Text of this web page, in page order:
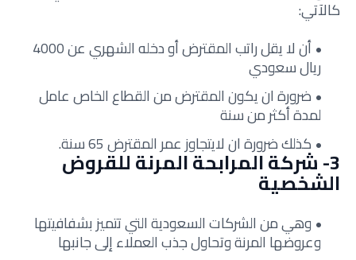
كالآتي:
أن لا يقل راتب المقترض أو دخله الشهري عن 4000
ريال سعودي
ضرورة ان يكون المقترض من القطاع الخاص عامل
لمدة أكثر من سنة
كذلك ضرورة ان لايتجاوز عمر المقترض 65 سنة.
3- شركة المرابحة المرنة للقروض
الشخصية
وهي من الشركات السعودية التي تتميز بشفافيتها
وعروضها المرنة وتحاول جذب العملاء إلى جانبها